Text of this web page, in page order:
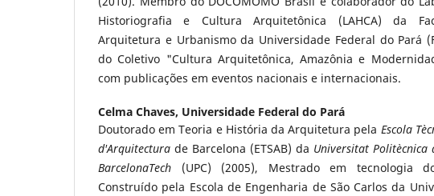
Historiografia e Cultura Arquitetônica (LAHCA) da
Arquitetura e Urbanismo da Universidade Federal do Pará
do Coletivo "Cultura Arquitetônica, Amazônia e
com publicações em eventos nacionais e internacionais.
Celma Chaves, Universidade Federal do Pará
Doutorado em Teoria e História da Arquitetura pela Escola
d'Arquitectura de Barcelona (ETSAB) da Universitat Politècnica
BarcelonaTech (UPC) (2005), Mestrado em tecnologia
Construído pela Escola de Engenharia de São Carlos da